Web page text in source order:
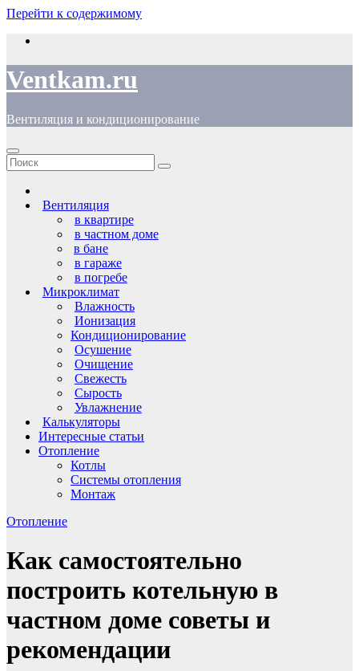
Перейти к содержимому
Ventkam.ru
Вентиляция и кондиционирование
Вентиляция
в квартире
в частном доме
в бане
в гараже
в погребе
Микроклимат
Влажность
Ионизация
Кондиционирование
Осушение
Очищение
Свежесть
Сырость
Увлажнение
Калькуляторы
Интересные статьи
Отопление
Котлы
Системы отопления
Монтаж
Отопление
Как самостоятельно
построить котельную в
частном доме советы и
рекомендации